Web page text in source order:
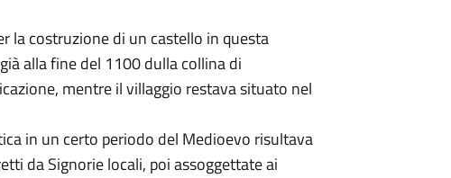
la costruzione di un castello in questa
alla fine del 1100 dulla collina di
mentre il villaggio restava situato nel
in un certo periodo del Medioevo risultava
da Signorie locali, poi assoggettate ai